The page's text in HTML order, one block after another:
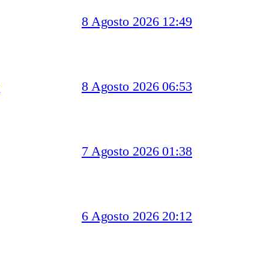
8 Agosto 2026 12:49
8 Agosto 2026 06:53
7 Agosto 2026 01:38
6 Agosto 2026 20:12